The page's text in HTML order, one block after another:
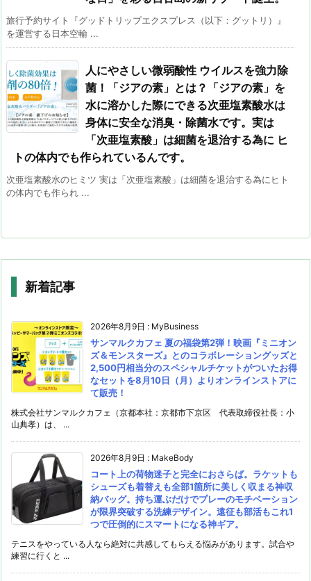
旅行予約サイト『グッドトリップエクスプレス（以下：グットリ）』
を運営する日本空輸 ...
人にやさしい微弱酸性 ウイルスを強力除
菌！「ジアの素」とは？「ジアの素」を
水に溶かした際にできる次亜塩素酸水は
身体に安全な消臭・除菌水です。実は
「次亜塩素酸」は細菌を退治する為に ヒ
トの体内でも作られているんです。
次亜塩素酸水のヒミツ 実は「次亜塩素酸」は細菌を退治する為にヒト
の体内でも作られ ...
新着記事
2026年8月9日 : MyBusiness
サンマルクカフェ 夏の福袋第2弾！映画『ミニオン
ズ＆モンスターズ』とのコラボレーショングッズと
2,500円相当分のスペシャルチケットがついたお得
なセットを8月10日（月）よりオンラインストアに
て販売！
株式会社サンマルクカフェ（京都本社：京都市下京区 代表取締役社長：小
山典孝）は、 ...
2026年8月9日 : MakeBody
コート上の荷物迷子と完全におさらば。ラケットも
シューズも着替えも全部1箇所に美しく収まる神収
納バッグ。持ち運ぶだけでプレーのモチベーション
が限界突破する洗練デザイン。遠征も部活もこれ1
つで圧倒的にスマートになる神ギア。
テニスをやっている人なら絶対に共感してもらえる悩みがあります。試合や
練習に行くと ...